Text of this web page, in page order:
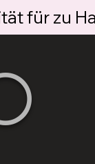
für zu